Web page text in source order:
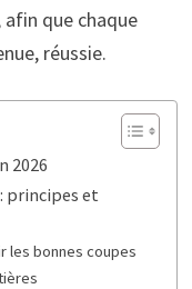
que chaque
réussie.
2026
principes et
les bonnes coupes